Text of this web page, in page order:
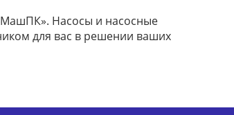
Насосы и насосные
для вас в решении ваших